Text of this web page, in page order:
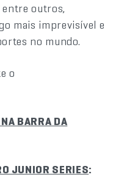
entre outros,
mais imprevisível e
no mundo.
o
BARRA DA
JUNIOR SERIES: